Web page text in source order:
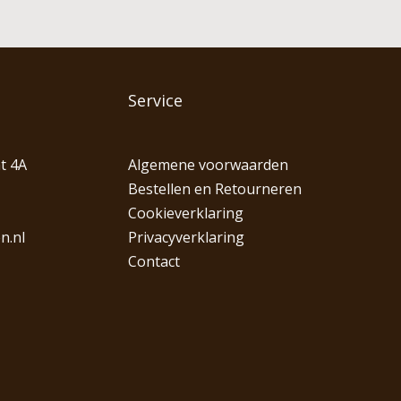
4A
Service
Algemene voorwaarden
Bestellen en Retourneren
Cookieverklaring
Privacyverklaring
Contact